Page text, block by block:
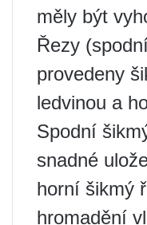
měly být
Řezy
provedeny
ledvinou a
Spodní
snadné
horní šikmý
hromadění